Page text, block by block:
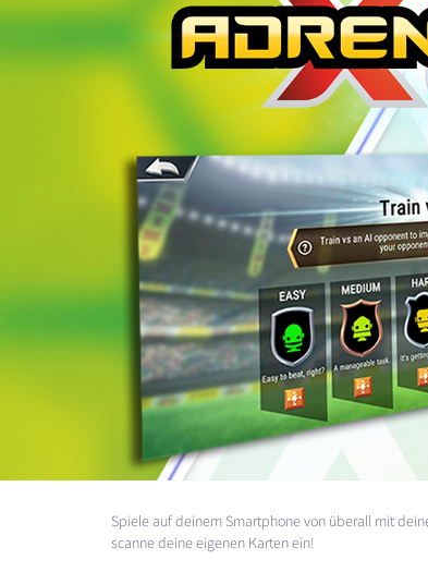
Spiele auf deinem Smartphone von überall mit
scanne deine eigenen Karten ein!